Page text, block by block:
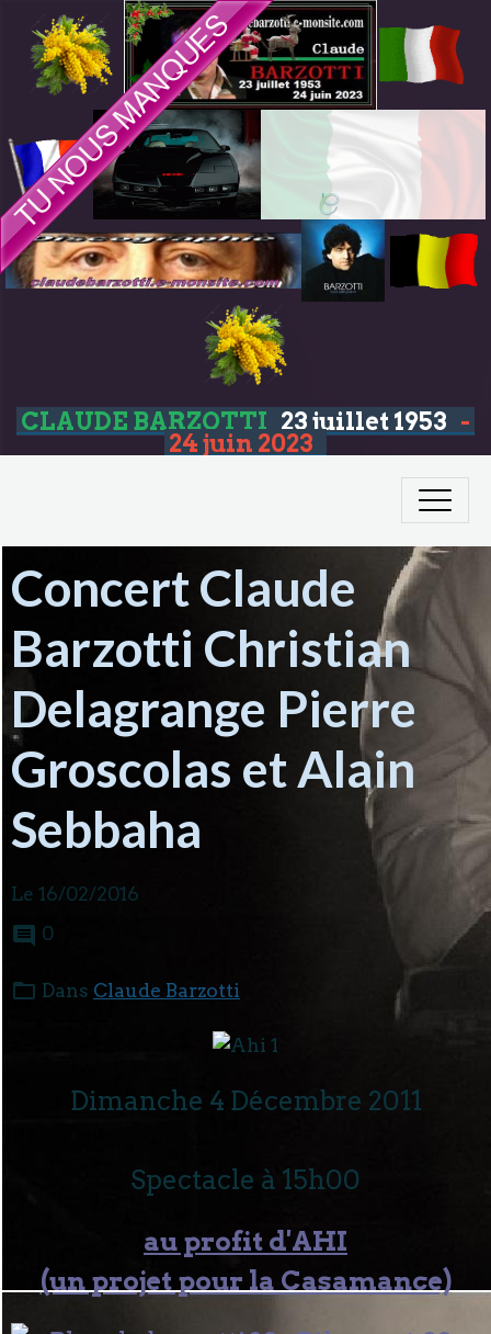
CLAUDE BARZOTTI 23 juillet 1953 -
24 juin 2023
Concert Claude
Barzotti Christian
Delagrange Pierre
Groscolas et Alain
Sebbaha
Le 16/02/2016
0
Dans Claude Barzotti
Dimanche 4 Décembre 2011
Spectacle à 15h00
au profit d'AHI
(un projet pour la Casamance)